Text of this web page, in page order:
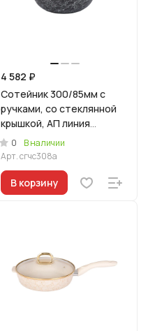
4 582 ₽
Сотейник 300/85мм с
ручками, со стеклянной
крышкой, АП линия
"Грация" (черный/
серебро)
0
В наличии
Арт.сгчс308а
В корзину